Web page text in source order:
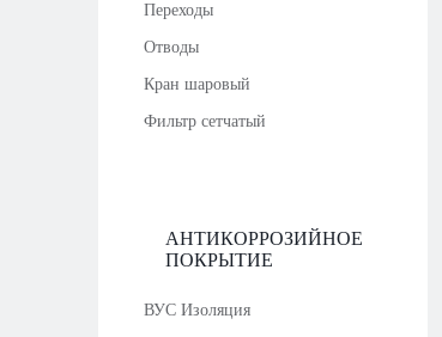
Переходы
Отводы
Кран шаровый
Фильтр сетчатый
АНТИКОРРОЗИЙНОЕ
ПОКРЫТИЕ
ВУС Изоляция